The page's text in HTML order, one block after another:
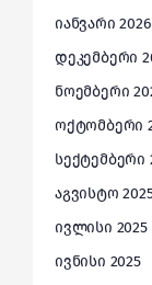
იანვარი 2026
დეკემბერი
ნოემბერი
ოქტომბერი
სექტემბერი
აგვისტო
ივლისი 2025
ივნისი 2025